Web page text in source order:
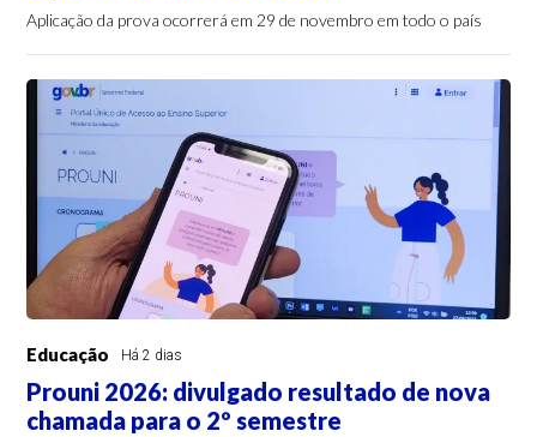
Aplicação da prova ocorrerá em 29 de novembro em todo o país
Educação Há 2 dias
Prouni 2026: divulgado resultado de nova
chamada para o 2º semestre